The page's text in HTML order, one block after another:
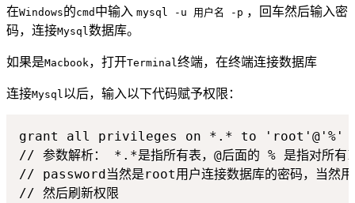
在Windows的cmd 中输入 mysql -u 用户名 -p ，回车然后输入密
码，连接Mysql 数据库。
如果是Macbook ，打开Terminal 终端，在终端连接数据库
连接Mysql 以后，输入以下代码赋予权限：
grant all privileges on *.* to 'root'@'%'
// 参数解析： *.*是指所有表，@后面的 % 是指对所有
// password当然是root用户连接数据库的密码，当然
// 然后刷新权限